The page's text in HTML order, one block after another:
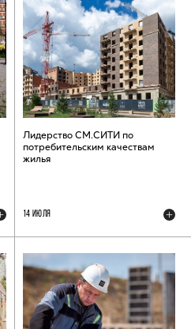
Лидерство СМ.СИТИ по
потребительским качествам
жилья
14 ИЮЛЯ